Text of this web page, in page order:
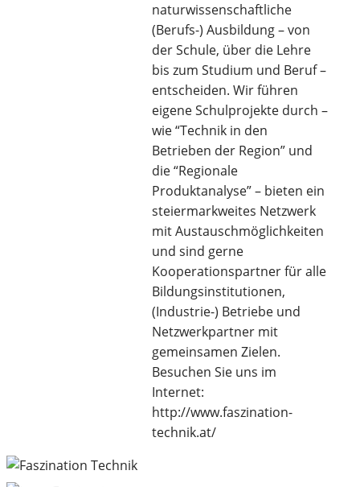
naturwissenschaftliche
(Berufs-) Ausbildung – von
der Schule, über die Lehre
bis zum Studium und Beruf –
entscheiden. Wir führen
eigene Schulprojekte durch –
wie “Technik in den
Betrieben der Region” und
die “Regionale
Produktanalyse” – bieten ein
steiermarkweites Netzwerk
mit Austauschmöglichkeiten
und sind gerne
Kooperationspartner für alle
Bildungsinstitutionen,
(Industrie-) Betriebe und
Netzwerkpartner mit
gemeinsamen Zielen.
Besuchen Sie uns im
Internet:
http://www.faszination-
technik.at/